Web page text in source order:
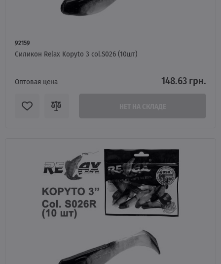
92159
Силикон Relax Kopyto 3 col.S026 (10шт)
Оптовая цена 148.63 грн.